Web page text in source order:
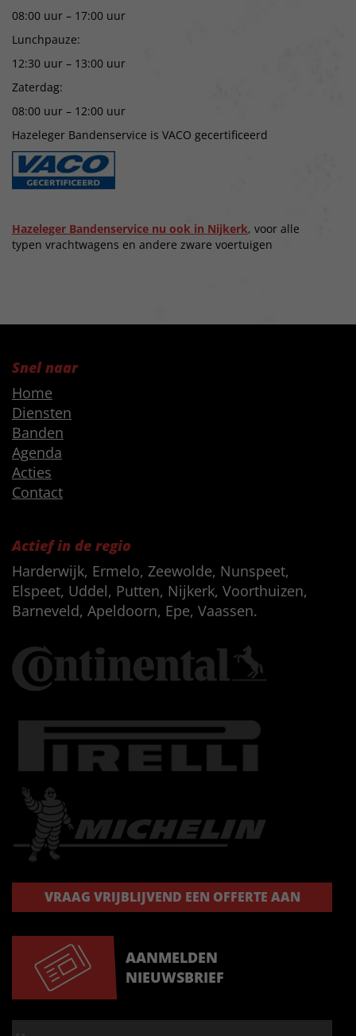
08:00 uur – 17:00 uur
Lunchpauze:
12:30 uur – 13:00 uur
Zaterdag:
08:00 uur – 12:00 uur
Hazeleger Bandenservice is VACO gecertificeerd
Hazeleger Bandenservice nu ook in Nijkerk, voor alle
typen vrachtwagens en andere zware voertuigen
Snel naar
Home
Diensten
Banden
Agenda
Acties
Contact
Actief in de regio
Harderwijk, Ermelo, Zeewolde, Nunspeet,
Elspeet, Uddel, Putten, Nijkerk, Voorthuizen,
Barneveld, Apeldoorn, Epe, Vaassen.
VRAAG VRIJBLIJVEND EEN OFFERTE AAN
AANMELDEN
NIEUWSBRIEF